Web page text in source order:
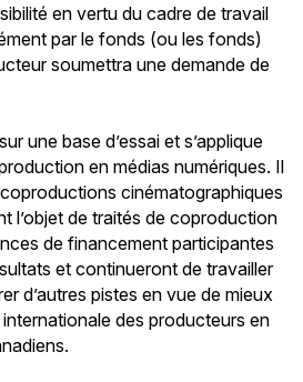
en vertu du cadre de travail
par le fonds (ou les fonds)
soumettra une demande de
une base d’essai et s’applique
en médias numériques. Il
cinématographiques
l’objet de traités de coproduction
de financement participantes
et continueront de travailler
d’autres pistes en vue de mieux
des producteurs en